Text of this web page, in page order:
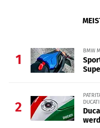
1
BMW
2
DUCATI